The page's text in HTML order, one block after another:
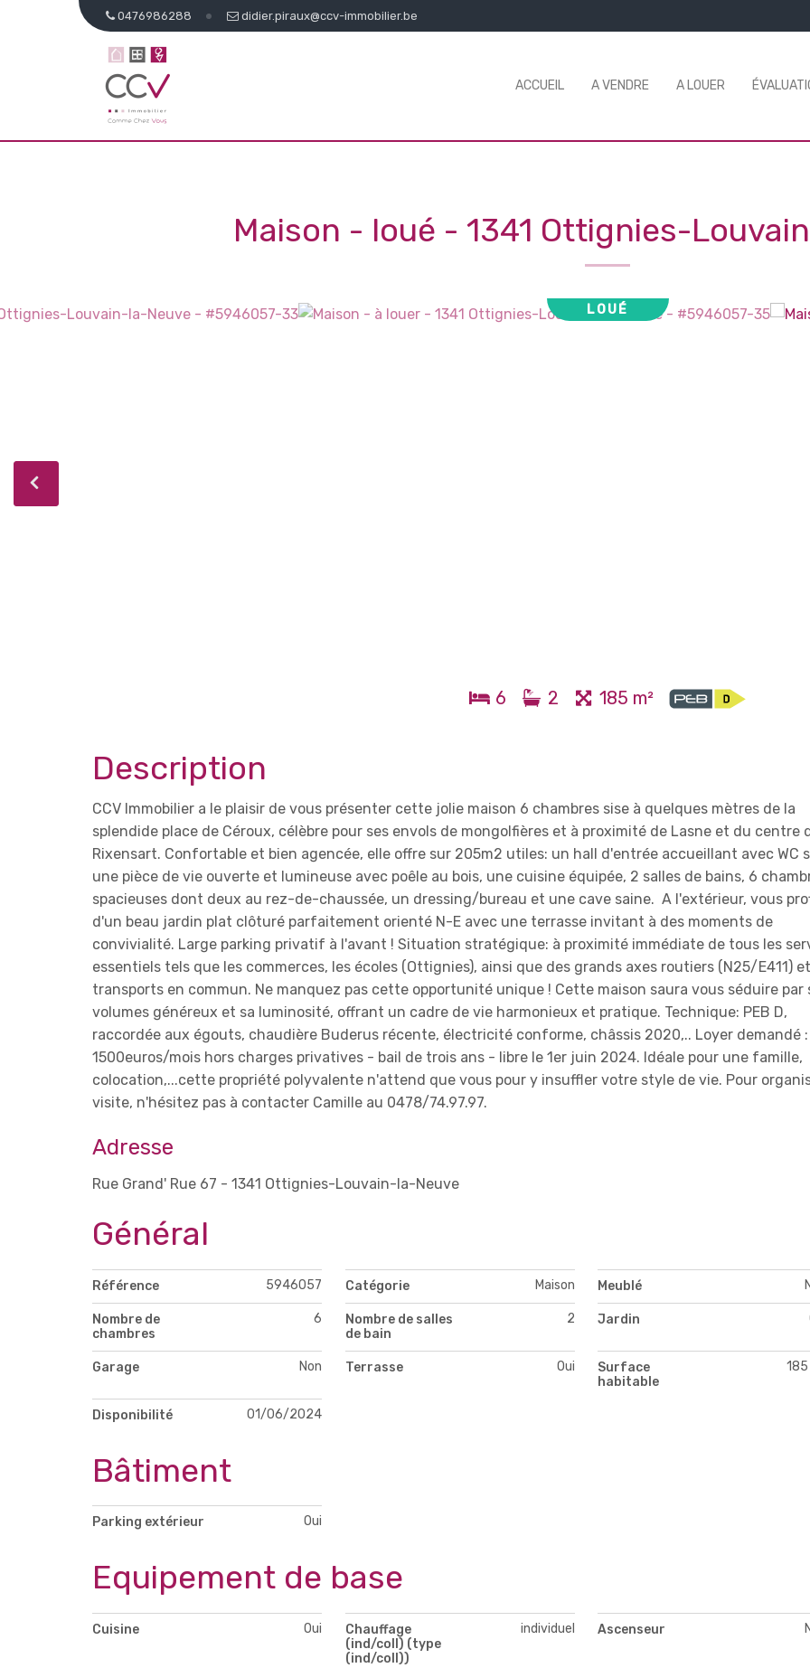
0476986288 didier.piraux@ccv-immobilier.be
ACCUEIL A VENDRE A LOUER
Maison - loué - 1341 Ottignies-
LOUÉ
6 2 185 m²
Description
CCV Immobilier a le plaisir de vous présenter cette jolie maison 6 chambres sise à quelques mètres de la
splendide place de Céroux, célèbre pour ses envols de mongolfières et à proximité de Lasne et du centre
Rixensart. Confortable et bien agencée, elle offre sur 205m2 utiles: un hall d'entrée accueillant avec WC
une pièce de vie ouverte et lumineuse avec poêle au bois, une cuisine équipée, 2 salles de bains, 6
spacieuses dont deux au rez-de-chaussée, un dressing/bureau et une cave saine. A l'extérieur, vous
d'un beau jardin plat clôturé parfaitement orienté N-E avec une terrasse invitant à des moments de
convivialité. Large parking privatif à l'avant ! Situation stratégique: à proximité immédiate de tous les
essentiels tels que les commerces, les écoles (Ottignies), ainsi que des grands axes routiers (N25/E411)
transports en commun. Ne manquez pas cette opportunité unique ! Cette maison saura vous séduire par
volumes généreux et sa luminosité, offrant un cadre de vie harmonieux et pratique. Technique: PEB D,
raccordée aux égouts, chaudière Buderus récente, électricité conforme, châssis 2020,.. Loyer demandé :
1500euros/mois hors charges privatives - bail de trois ans - libre le 1er juin 2024. Idéale pour une famille,
colocation,...cette propriété polyvalente n'attend que vous pour y insuffler votre style de vie. Pour
visite, n'hésitez pas à contacter Camille au 0478/74.97.97.
Adresse
Rue Grand' Rue 67 - 1341 Ottignies-Louvain-la-Neuve
Général
Référence 5946057 Catégorie Maison Meublé
Nombre de
chambres
6
Nombre de salles
de bain
2 Jardin
Garage Non Terrasse Oui
Surface
habitable
185
Disponibilité 01/06/2024
Bâtiment
Parking extérieur Oui
Equipement de base
Cuisine Oui
Chauffage
(ind/coll) (type
(ind/coll))
individuel Ascenseur